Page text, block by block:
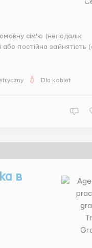
сім'ю (неподалік
Dla kobiet
в